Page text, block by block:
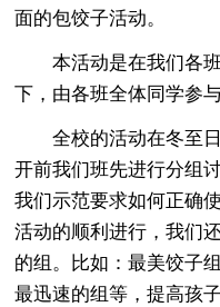
面的包饺子活动。
本活动是在我们各
下，由各班全体同学参与
全校的活动在冬至
开前我们班先进行分组
我们示范要求如何正确
活动的顺利进行，我们
的组。比如：最美饺子
最迅速的组等，提高孩